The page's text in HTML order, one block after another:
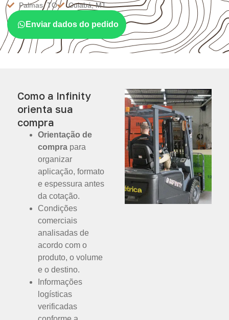
Palmas, TO
Cuiabá, MT
Enviar dados do pedido
Como a Infinity
orienta sua
compra
Orientação de
compra para
organizar
aplicação, formato
e espessura antes
da cotação.
Condições
comerciais
analisadas de
acordo com o
produto, o volume
e o destino.
Informações
logísticas
verificadas